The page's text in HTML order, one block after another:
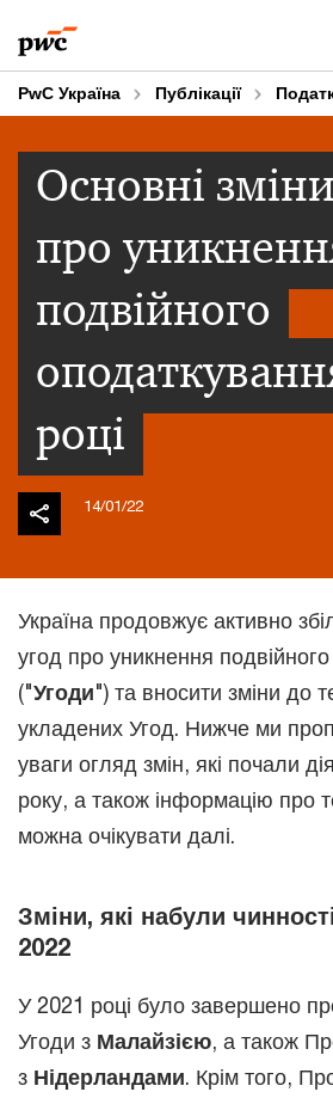
to
content
to
footer
PwC Україна Публікації
Основні
про
подвійного
році
14/01/22
Україна продовжує активно
угод про уникнення
("Угоди") та вносити зміни до
укладених Угод. Нижче ми
уваги огляд змін, які почали
року, а також інформацію про
можна очікувати далі.
Зміни, які набули
2022
У 2021 році було завершено
Угоди з Малайзією, а також
з Нідерландами. Крім того,